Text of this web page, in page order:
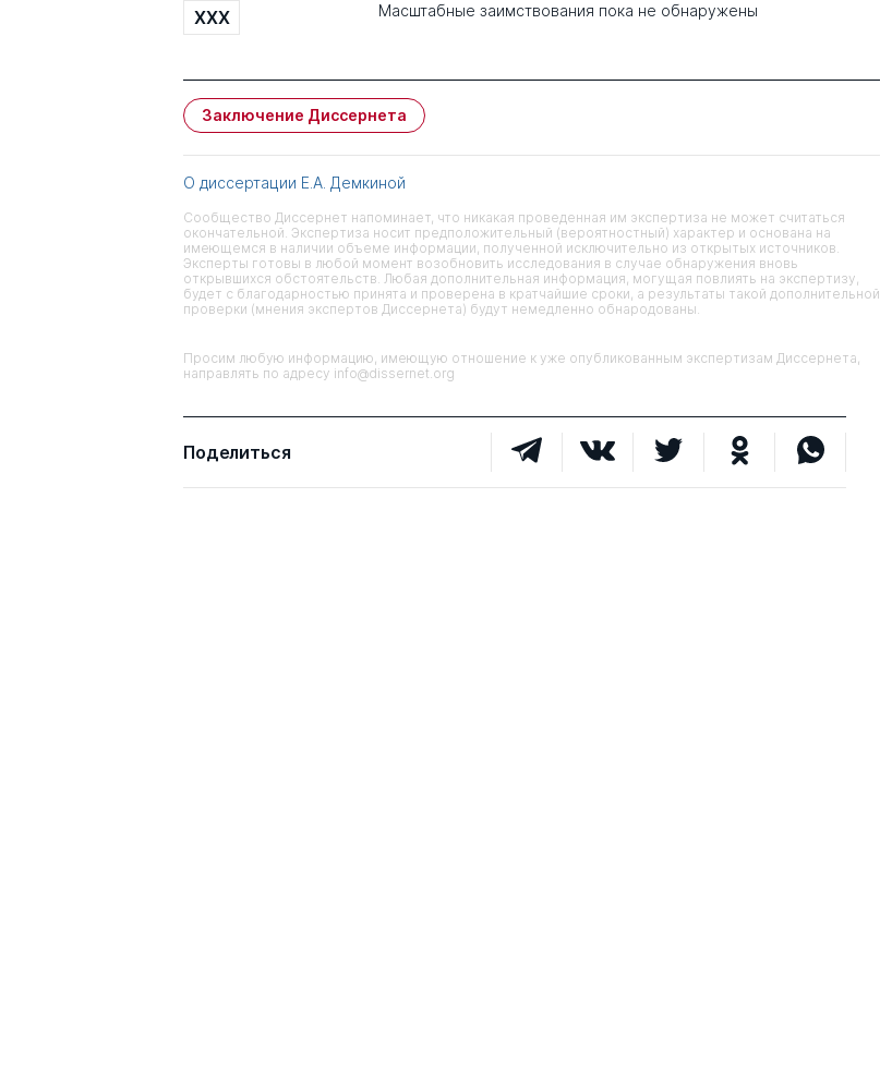
XXX Масштабные заимствования пока не обнаружены
Заключение Диссернета
О диссертации Е.А. Демкиной
Сообщество Диссернет напоминает, что никакая проведенная им экспертиза не может считаться
окончательной. Экспертиза носит предположительный (вероятностный) характер и основана на
имеющемся в наличии объеме информации, полученной исключительно из открытых источников.
Эксперты готовы в любой момент возобновить исследования в случае обнаружения вновь
открывшихся обстоятельств. Любая дополнительная информация, могущая повлиять на экспертизу,
будет с благодарностью принята и проверена в кратчайшие сроки, а результаты такой дополнительной
проверки (мнения экспертов Диссернета) будут немедленно обнародованы.
Просим любую информацию, имеющую отношение к уже опубликованным экспертизам Диссернета,
направлять по адресу info@dissernet.org
Поделиться